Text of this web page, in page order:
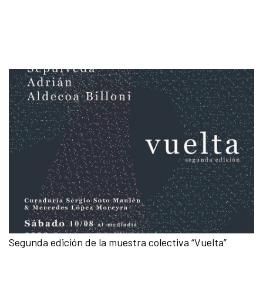
Segunda edición de la muestra colectiva “Vuelta”